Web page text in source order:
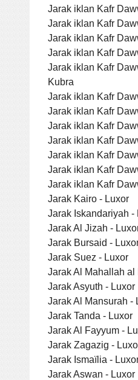
Jarak iklan Kafr
Jarak iklan Kafr
Jarak iklan Kafr
Jarak iklan Kafr
Jarak iklan Kafr
Kubra
Jarak iklan Kafr
Jarak iklan Kafr
Jarak iklan Kafr
Jarak iklan Kafr
Jarak iklan Kafr
Jarak iklan Kafr
Jarak iklan Kafr
Jarak Kairo - Luxor
Jarak Iskandariyah -
Jarak Al Jizah -
Jarak Bursaid -
Jarak Suez - Luxor
Jarak Al Mahallah al
Jarak Asyuth - Luxor
Jarak Al Mansurah -
Jarak Tanda - Luxor
Jarak Al Fayyum -
Jarak Zagazig -
Jarak Ismaïlia -
Jarak Aswan - Luxor